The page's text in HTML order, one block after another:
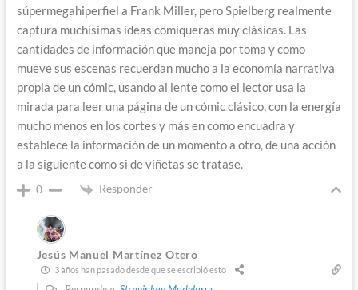
súpermegahiperfiel a Frank Miller, pero Spielberg realmente
captura muchísimas ideas comiqueras muy clásicas. Las
cantidades de información que maneja por toma y como
mueve sus escenas recuerdan mucho a la economía narrativa
propia de un cómic, usando al lente como el lector usa la
mirada para leer una página de un cómic clásico, con la energía
mucho menos en los cortes y más en como encuadra y
establece la información de un momento a otro, de una acción
a la siguiente como si de viñetas se tratase.
0 Responder
Jesús Manuel Martínez Otero
3 años han pasado desde que se escribió esto